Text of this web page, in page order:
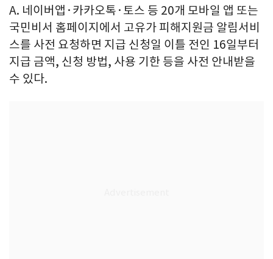
A. 네이버앱·카카오톡·토스 등 20개 모바일 앱 또는
국민비서 홈페이지에서 고유가 피해지원금 알림서비
스를 사전 요청하면 지급 신청일 이틀 전인 16일부터
지급 금액, 신청 방법, 사용 기한 등을 사전 안내받을
수 있다.